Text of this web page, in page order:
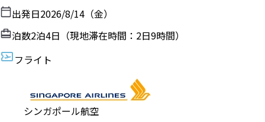
出発日2026/8/14（金）
泊数2泊4日（現地滞在時間： 2日9時間）
フライト
シンガポール航空